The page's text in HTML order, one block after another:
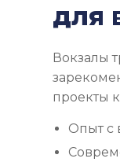
для
Вокзалы
проекты
Опыт с